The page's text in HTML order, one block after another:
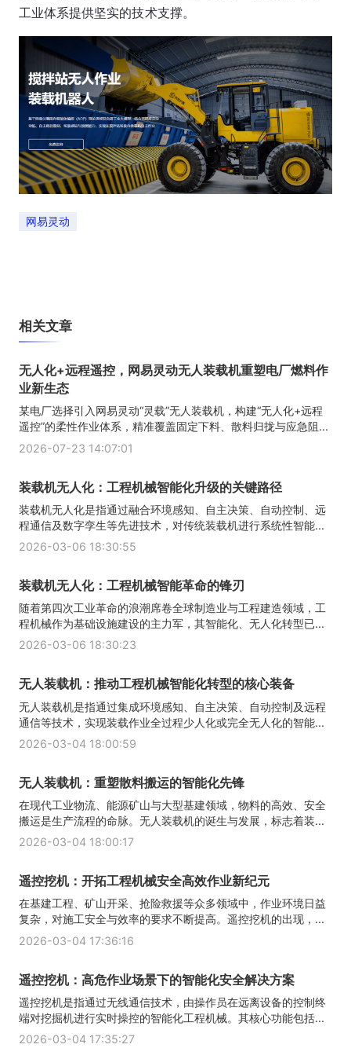
工业体系提供坚实的技术支撑。
网易灵动
相关文章
无人化+远程遥控，网易灵动无人装载机重塑电厂燃料作
业新生态
某电厂选择引入网易灵动“灵载”无人装载机，构建“无人化+远程
遥控”的柔性作业体系，精准覆盖固定下料、散料归拢与应急阻...
2026-07-23 14:07:01
装载机无人化：工程机械智能化升级的关键路径
装载机无人化是指通过融合环境感知、自主决策、自动控制、远
程通信及数字孪生等先进技术，对传统装载机进行系统性智能...
2026-03-06 18:30:55
装载机无人化：工程机械智能革命的锋刃
随着第四次工业革命的浪潮席卷全球制造业与工程建造领域，工
程机械作为基础设施建设的主力军，其智能化、无人化转型已...
2026-03-06 18:30:23
无人装载机：推动工程机械智能化转型的核心装备
无人装载机是指通过集成环境感知、自主决策、自动控制及远程
通信等技术，实现装载作业全过程少人化或完全无人化的智能...
2026-03-04 18:00:59
无人装载机：重塑散料搬运的智能化先锋
在现代工业物流、能源矿山与大型基建领域，物料的高效、安全
搬运是生产流程的命脉。无人装载机的诞生与发展，标志着装...
2026-03-04 18:00:17
遥控挖机：开拓工程机械安全高效作业新纪元
在基建工程、矿山开采、抢险救援等众多领域中，作业环境日益
复杂，对施工安全与效率的要求不断提高。遥控挖机的出现，...
2026-03-04 17:36:16
遥控挖机：高危作业场景下的智能化安全解决方案
遥控挖机是指通过无线通信技术，由操作员在远离设备的控制终
端对挖掘机进行实时操控的智能化工程机械。其核心功能包括...
2026-03-04 17:35:27